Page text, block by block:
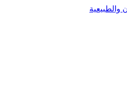
والطبيعية